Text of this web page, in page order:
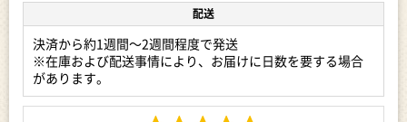
事業者：柴宇淡路食彩株式会社
配送
決済から約1週間～2週間程度で発送
※在庫および配送事情により、お届けに日数を要する場合
があります。